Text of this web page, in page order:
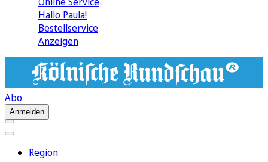
Hallo Paula!
Bestellservice
Anzeigen
Abo
Anmelden
Region